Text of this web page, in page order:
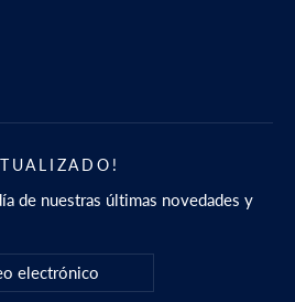
de nuestras últimas novedades y